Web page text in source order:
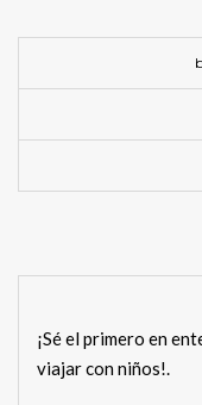
¡Sé el primero en
viajar con niños!.